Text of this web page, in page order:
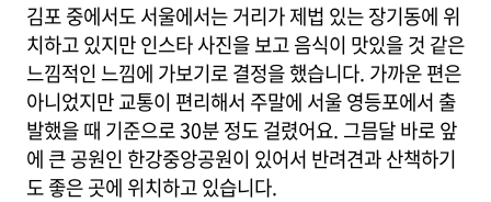
김포 중에서도 서울에서는 거리가 제법 있는 장기동에 위
치하고 있지만 인스타 사진을 보고 음식이 맛있을 것 같은
느낌적인 느낌에 가보기로 결정을 했습니다. 가까운 편은
아니었지만 교통이 편리해서 주말에 서울 영등포에서 출
발했을 때 기준으로 30분 정도 걸렸어요. 그믐달 바로 앞
에 큰 공원인 한강중앙공원이 있어서 반려견과 산책하기
도 좋은 곳에 위치하고 있습니다.